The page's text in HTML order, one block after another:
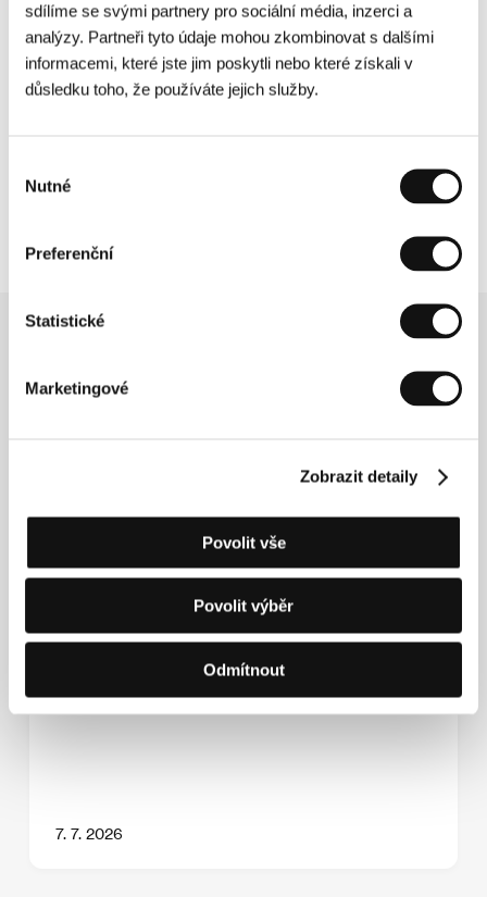
sdílíme se svými partnery pro sociální média, inzerci a
analýzy. Partneři tyto údaje mohou zkombinovat s dalšími
informacemi, které jste jim poskytli nebo které získali v
důsledku toho, že používáte jejich služby.
souhlasu
Nutné
Preferenční
Statistické
Marketingové
Zobrazit detaily
Povolit vše
Povolit výběr
Odmítnout
konzervativní. Teď mám ale problém věřit. Věřící
plně respektuji a obdivuje je. Je důležité v něco
věřit, ale musíme být opatrní,” rozvětvil Strippoli
svůj vztah ke křesťanství.
dotaz. „Ne, ale rozhodně bude můj nejtemnější,”
odvětil tvůrce, jehož
mělo světovou
Jak být laskavý a nevzdat život. Hvězdná
7. 7. 2026